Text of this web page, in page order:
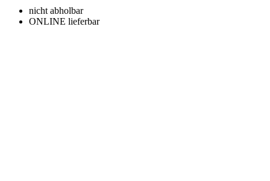
nicht abholbar
ONLINE lieferbar